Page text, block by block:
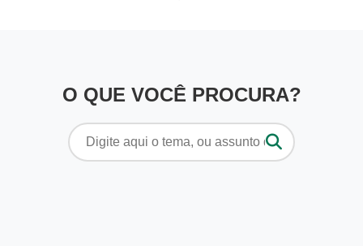
O QUE VOCÊ PROCURA?
Pesquisar
por: